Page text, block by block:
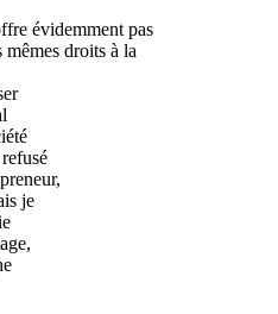
évidemment pas
droits à la
je